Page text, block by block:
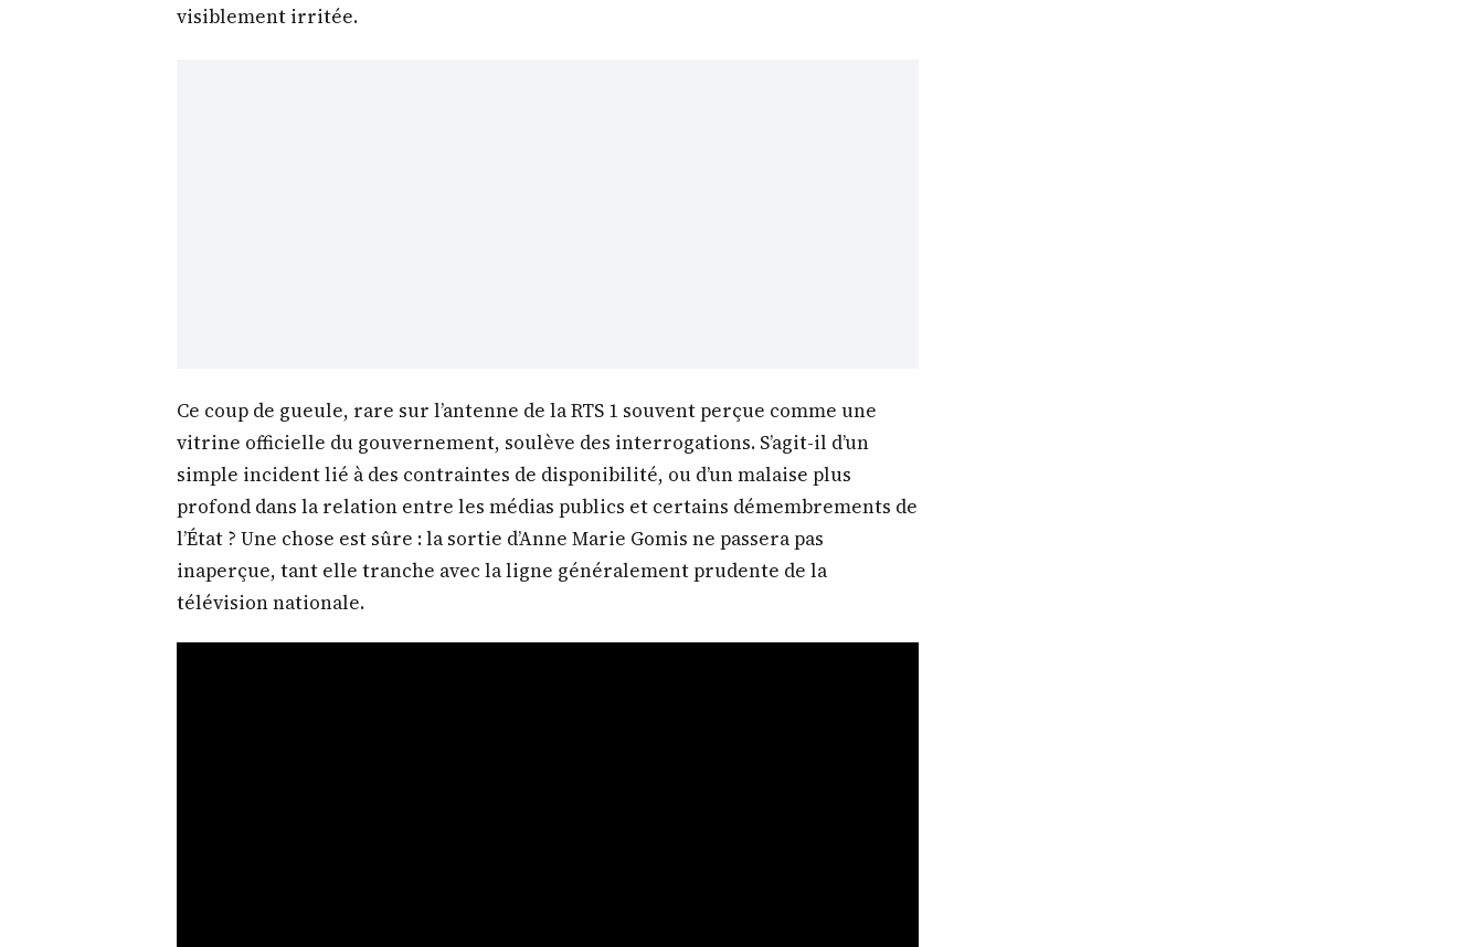
visiblement irritée.
Ce coup de gueule, rare sur l’antenne de la RTS 1 souvent perçue comme une
vitrine officielle du gouvernement, soulève des interrogations. S’agit-il d’un
simple incident lié à des contraintes de disponibilité, ou d’un malaise plus
profond dans la relation entre les médias publics et certains démembrements de
l’État ? Une chose est sûre : la sortie d’Anne Marie Gomis ne passera pas
inaperçue, tant elle tranche avec la ligne généralement prudente de la
télévision nationale.